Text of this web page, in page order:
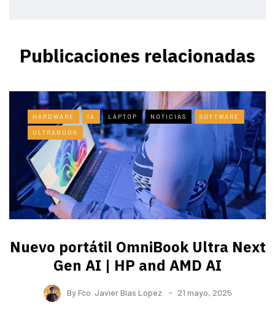
Publicaciones relacionadas
HARDWARE IA LAPTOP NOTICIAS SOFTWARE
ULTRABOOK
Nuevo portátil OmniBook Ultra ​Next
Gen AI | HP and AMD AI
ByFco. Javier Blas Lopez 21 mayo, 2025